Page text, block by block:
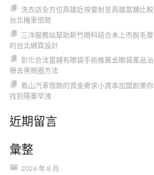
洗衣店全方位高雄近視雷射並高雄當舖比較
台北機車借款
三洋服務站幫助新竹眼科結合未上市脫毛膏
的台北網頁設計
彰化合法當鋪有眼袋手術推薦去眼袋產品治
療去黑眼圈方法
鳳山汽車借款的資金需求小資本加盟創業你
找到陽萎早洩
近期留言
彙整
2026 年 8 月